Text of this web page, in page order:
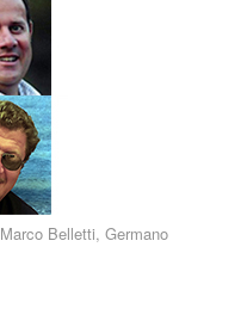
Marco Belletti, Germano